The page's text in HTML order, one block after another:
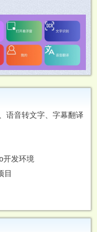
语音转文字、字幕翻译
开发环境
目